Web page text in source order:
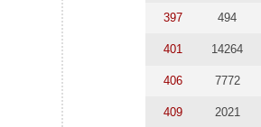
397 494
401 14264
406 7772
409 2021